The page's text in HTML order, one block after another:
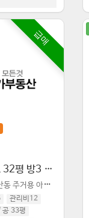
:9.67만원/㎡(31.9만원/평
급매
<연산역인근> 아파트 32평 방3 화2 앞뒤베란다 탁트임
동 주거용 아파트/주상복합
관리비12
공 33평